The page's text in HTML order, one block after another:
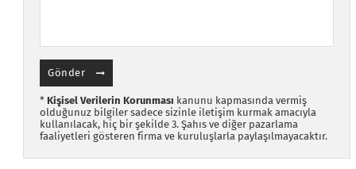
Gönder
*Kişisel Verilerin Korunması kanunu kapmasında vermiş
olduğunuz bilgiler sadece sizinle iletişim kurmak amacıyla
kullanılacak, hiç bir şekilde 3. Şahıs ve diğer pazarlama
faaliyetleri gösteren firma ve kuruluşlarla paylaşılmayacaktır.